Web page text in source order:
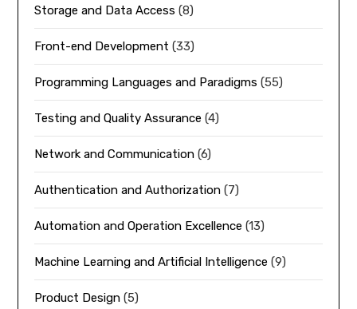
Storage and Data Access (8)
Front-end Development (33)
Programming Languages and Paradigms (55)
Testing and Quality Assurance (4)
Network and Communication (6)
Authentication and Authorization (7)
Automation and Operation Excellence (13)
Machine Learning and Artificial Intelligence (9)
Product Design (5)